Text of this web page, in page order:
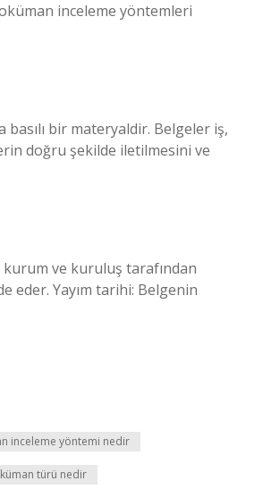
inceleme yöntemleri
basılı bir materyaldir. Belgeler iş,
doğru şekilde iletilmesini ve
ve kuruluş tarafından
eder. Yayım tarihi: Belgenin
inceleme yöntemi nedir
türü nedir